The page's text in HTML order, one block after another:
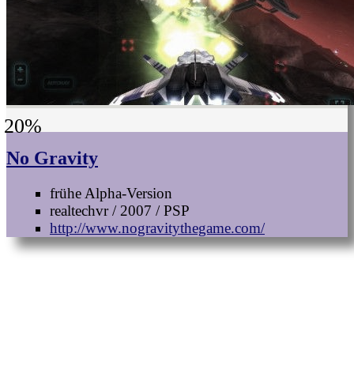
20%
No Gravity
frühe Alpha-Version
realtechvr / 2007 / PSP
http://www.nogravitythegame.com/